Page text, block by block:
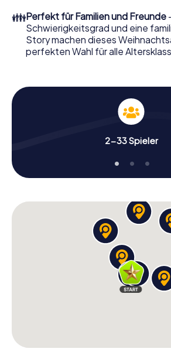
Teambuilding und eine stimmungsvolle
Weihnachtsthematik. Gönnen Sie
einen unvergesslichen Ausklang des
unser X-Mas Adventure als
👪Perfekt für Familien und Freunde
Schwierigkeitsgrad und eine
Story machen dieses
perfekten Wahl für alle
2-33 Spieler